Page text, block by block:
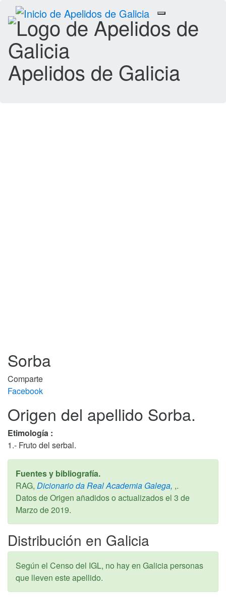
Toggle
navigation
Apelidos de Galicia
Sorba
Comparte
Facebook
Origen del apellido Sorba.
Etimología :
1.- Fruto del serbal.
Fuentes y bibliografía.
RAG, Dicionario da Real Academia Galega, ,.
Datos de Origen añadidos o actualizados el 3 de
Marzo de 2019.
Distribución en Galicia
Según el Censo del IGL, no hay en Galicia personas
que lleven este apellido.